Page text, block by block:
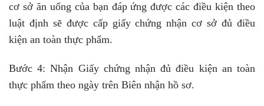
cơ sở ăn uống của bạn đáp ứng được các điều kiện theo
luật định sẽ được cấp giấy chứng nhận cơ sở đủ điều
kiện an toàn thực phẩm.
Bước 4: Nhận Giấy chứng nhận đủ điều kiện an toàn
thực phẩm theo ngày trên Biên nhận hồ sơ.